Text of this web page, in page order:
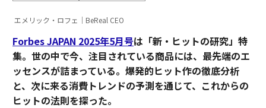
エメリック・ロフェ｜BeReal CEO
Forbes JAPAN 2025年5月号は「新・ヒットの研究」特
集。世の中で今、注目されている商品には、最先端のエ
ッセンスが詰まっている。爆発的ヒット作の徹底分析
と、次に来る消費トレンドの予測を通じて、これからの
ヒットの法則を探った。